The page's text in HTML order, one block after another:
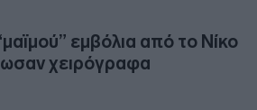
εμβόλια από το Νίκο
χειρόγραφα